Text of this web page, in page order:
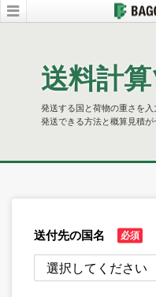
送料計
発送する国と荷物の重さを入
発送できる方法と概算見積が
送付先の国名 必須